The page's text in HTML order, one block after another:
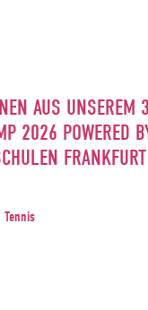
AUS UNSEREM
2026 POWERED
FRANKFURT
Tennis